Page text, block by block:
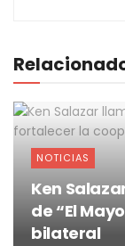
NOTICIAS
Ken
de “El
bilateral